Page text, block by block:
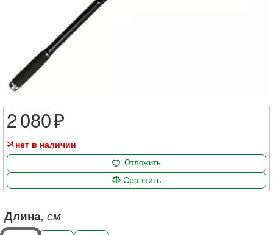
Длина, см
2 080
нет в наличии
Отложить
Сравнить